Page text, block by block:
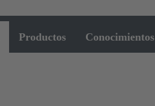
Productos Conocimientos